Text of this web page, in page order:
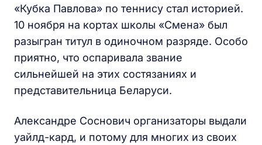
«Кубка Павлова» по теннису стал историей.
10 ноября на кортах школы «Смена» был
разыгран титул в одиночном разряде. Особо
приятно, что оспаривала звание
сильнейшей на этих состязаниях и
представительница Беларуси.
Александре Соснович организаторы выдали
уайлд-кард, и потому для многих из своих